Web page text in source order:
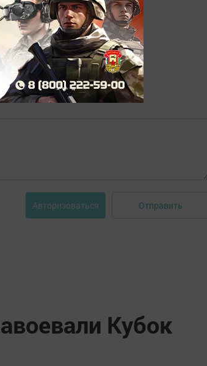
Авторизоваться Отправить
Кубок